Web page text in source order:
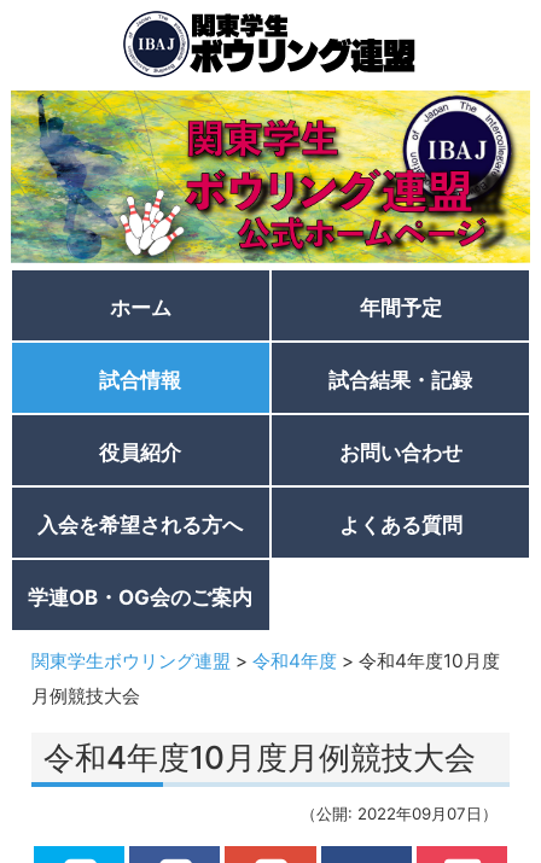
ホーム 年間予定
試合情報 試合結果・記録
役員紹介 お問い合わせ
入会を希望される方へ よくある質問
学連OB・OG会のご案内
関東学生ボウリング連盟 >令和4年度 >令和4年度10月度
月例競技大会
令和4年度10月度月例競技大会
（公開: 2022年09月07日）